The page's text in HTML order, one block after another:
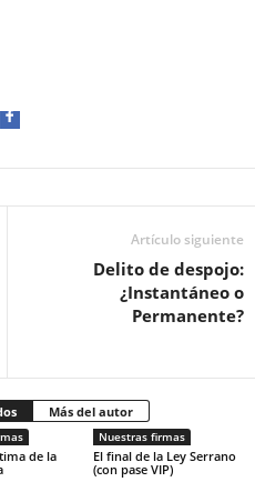
Artículo siguiente
Delito de despojo:
¿Instantáneo o
Permanente?
Más del autor
de la
Nuestras firmas
El final de la Ley Serrano
(con pase VIP)